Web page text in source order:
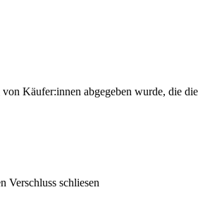
Käufer:innen abgegeben wurde, die
Verschluss schliesen